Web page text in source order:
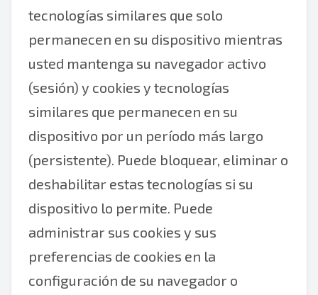
tecnologías similares que solo
permanecen en su dispositivo mientras
usted mantenga su navegador activo
(sesión) y cookies y tecnologías
similares que permanecen en su
dispositivo por un período más largo
(persistente). Puede bloquear, eliminar o
deshabilitar estas tecnologías si su
dispositivo lo permite. Puede
administrar sus cookies y sus
preferencias de cookies en la
configuración de su navegador o